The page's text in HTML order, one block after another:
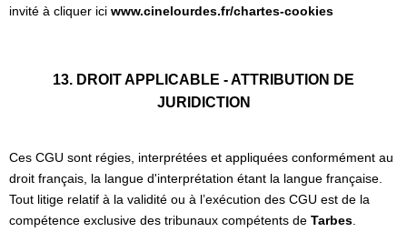
invité à cliquer ici www.cinelourdes.fr/chartes-cookies
13. DROIT APPLICABLE - ATTRIBUTION DE
JURIDICTION
Ces CGU sont régies, interprétées et appliquées conformément au
droit français, la langue d'interprétation étant la langue française.
Tout litige relatif à la validité ou à l’exécution des CGU est de la
compétence exclusive des tribunaux compétents de Tarbes